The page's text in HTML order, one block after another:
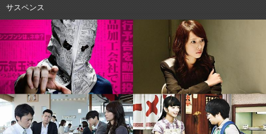
サスペンス